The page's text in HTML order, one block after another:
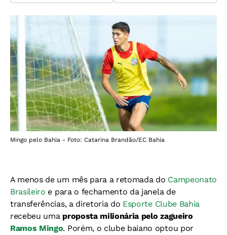
Mingo pelo Bahia - Foto: Catarina Brandão/EC Bahia
A menos de um mês para a retomada do Campeonato
Brasileiro e para o fechamento da janela de
transferências, a diretoria do Esporte Clube Bahia
recebeu uma proposta milionária pelo zagueiro
Ramos Mingo. Porém, o clube baiano optou por